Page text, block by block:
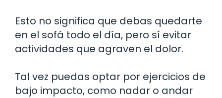
Esto no significa que debas quedarte
en el sofá todo el día, pero sí evitar
actividades que agraven el dolor.
Tal vez puedas optar por ejercicios de
bajo impacto, como nadar o andar